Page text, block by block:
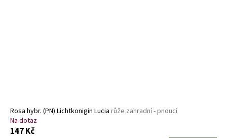
Rosa hybr. (PN) Lichtkonigin Lucia růže zahradní - pnoucí
Na dotaz
147 Kč